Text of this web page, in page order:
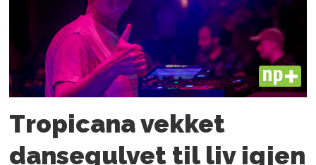
PLUS
Tropicana vekket
dansegulvet til liv igjen